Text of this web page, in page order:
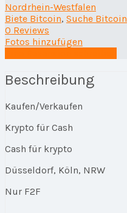
Nordrhein-Westfalen
Biete Bitcoin, Suche Bitcoin
0 Reviews
Fotos hinzufügen
Beschreibung
Kaufen/Verkaufen
Krypto für Cash
Cash für krypto
Düsseldorf, Köln, NRW
Nur F2F